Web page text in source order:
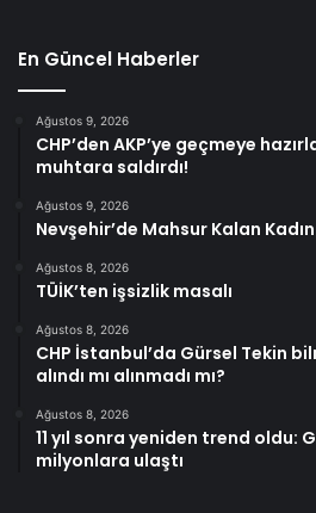
En Güncel Haberler
Ağustos 9, 2026
CHP’den AKP’ye geçmeye
muhtara saldırdı!
Ağustos 9, 2026
Nevşehir’de Mahsur Kalan
Ağustos 8, 2026
TÜİK’ten işsizlik masalı
Ağustos 8, 2026
CHP İstanbul’da Gürsel Tekin
alındı mı alınmadı mı?
Ağustos 8, 2026
11 yıl sonra yeniden trend oldu:
milyonlara ulaştı